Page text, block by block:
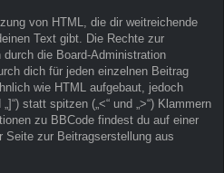
von HTML, die dir weitreichende
Text gibt. Die Rechte zur
die Board-Administration
dich für jeden einzelnen Beitrag
wie HTML aufgebaut, jedoch
statt spitzen („<“ und „>“) Klammern
zu BBCode findest du auf einer
zur Beitragserstellung aus